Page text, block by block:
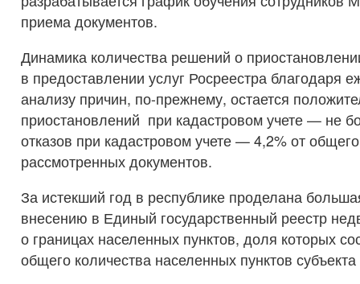
приема документов.
Динамика количества решений о
в предоставлении услуг Росреестра благодаря
анализу причин, по-прежнему, остается
приостановлений при кадастровом учете — не
отказов при кадастровом учете — 4,2% от
рассмотренных документов.
За истекший год в республике проделана
внесению в Единый государственный реестр
о границах населенных пунктов, доля которых
общего количества населенных пунктов